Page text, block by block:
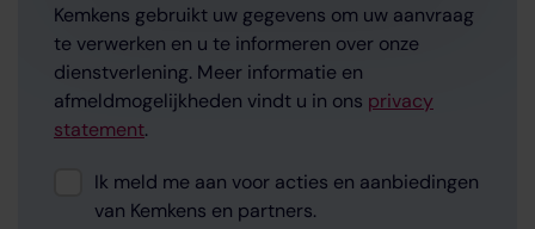
Kemkens gebruikt uw gegevens om uw aanvraag
te verwerken en u te informeren over onze
dienstverlening. Meer informatie en
afmeldmogelijkheden vindt u in ons privacy
statement.
ConsentIk meld me aan voor acties en aanbiedingen
van Kemkens en partners.